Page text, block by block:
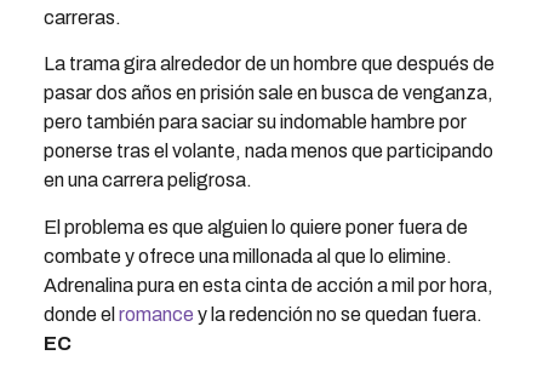
carreras.
La trama gira alrededor de un hombre que después de
pasar dos años en prisión sale en busca de venganza,
pero también para saciar su indomable hambre por
ponerse tras el volante, nada menos que participando
en una carrera peligrosa.
El problema es que alguien lo quiere poner fuera de
combate y ofrece una millonada al que lo elimine.
Adrenalina pura en esta cinta de acción a mil por hora,
donde el romance y la redención no se quedan fuera.
EC